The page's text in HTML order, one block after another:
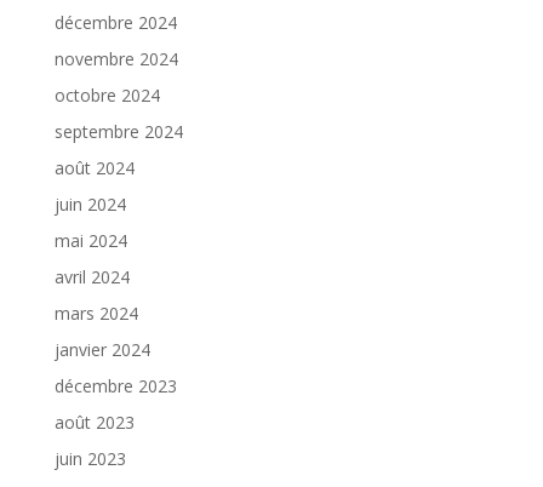
décembre 2024
novembre 2024
octobre 2024
septembre 2024
août 2024
juin 2024
mai 2024
avril 2024
mars 2024
janvier 2024
décembre 2023
août 2023
juin 2023